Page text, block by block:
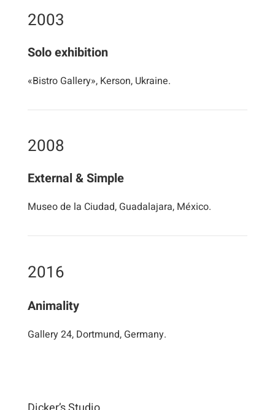
2003
Solo exhibition
«Bistro Gallery», Kerson, Ukraine.
2008
External & Simple
Museo de la Ciudad, Guadalajara, México.
2016
Animality
Gallery 24, Dortmund, Germany.